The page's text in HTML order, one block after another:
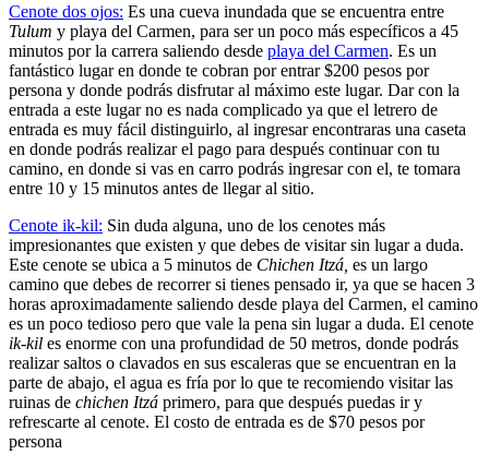
Cenote dos ojos: Es una cueva inundada que se encuentra entre
Tulum y playa del Carmen, para ser un poco más específicos a 45
minutos por la carrera saliendo desde playa del Carmen. Es un
fantástico lugar en donde te cobran por entrar $200 pesos por
persona y donde podrás disfrutar al máximo este lugar. Dar con la
entrada a este lugar no es nada complicado ya que el letrero de
entrada es muy fácil distinguirlo, al ingresar encontraras una caseta
en donde podrás realizar el pago para después continuar con tu
camino, en donde si vas en carro podrás ingresar con el, te tomara
entre 10 y 15 minutos antes de llegar al sitio.
Cenote ik-kil: Sin duda alguna, uno de los cenotes más
impresionantes que existen y que debes de visitar sin lugar a duda.
Este cenote se ubica a 5 minutos de Chichen Itzá, es un largo
camino que debes de recorrer si tienes pensado ir, ya que se hacen 3
horas aproximadamente saliendo desde playa del Carmen, el camino
es un poco tedioso pero que vale la pena sin lugar a duda. El cenote
ik-kil es enorme con una profundidad de 50 metros, donde podrás
realizar saltos o clavados en sus escaleras que se encuentran en la
parte de abajo, el agua es fría por lo que te recomiendo visitar las
ruinas de chichen Itzá primero, para que después puedas ir y
refrescarte al cenote. El costo de entrada es de $70 pesos por
persona